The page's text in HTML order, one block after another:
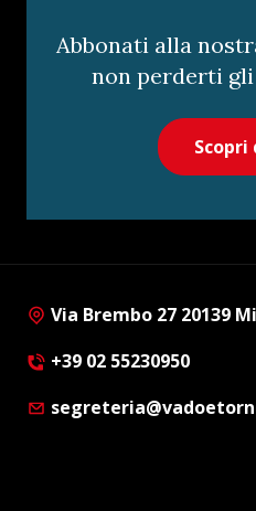
Abbonati alla
non perderti
Scopri
Via Brembo 27 20139
+39 02 55230950